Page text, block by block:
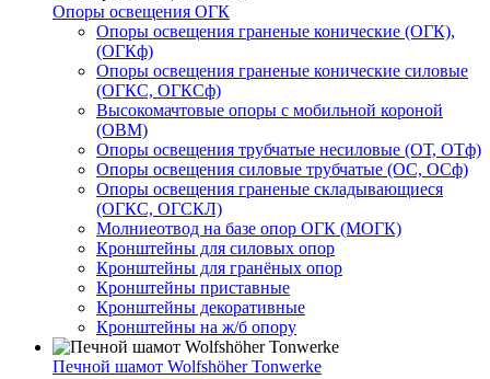
Опоры освещения ОГК
Опоры освещения граненые конические (ОГК),
(ОГКф)
Опоры освещения граненые конические силовые
(ОГКС, ОГКСф)
Высокомачтовые опоры с мобильной короной
(ОВМ)
Опоры освещения трубчатые несиловые (ОТ, ОТф)
Опоры освещения силовые трубчатые (ОС, ОСф)
Опоры освещения граненые складывающиеся
(ОГКС, ОГСКЛ)
Молниеотвод на базе опор ОГК (МОГК)
Кронштейны для силовых опор
Кронштейны для гранёных опор
Кронштейны приставные
Кронштейны декоративные
Кронштейны на ж/б опору
Печной шамот Wolfshöher Tonwerke